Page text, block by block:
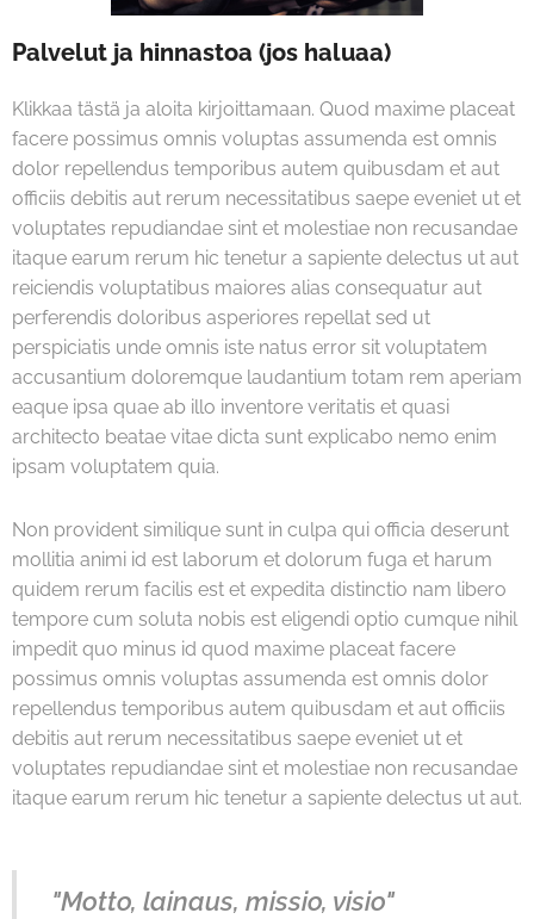
Palvelut ja hinnastoa (jos haluaa)
Klikkaa tästä ja aloita kirjoittamaan. Quod maxime placeat
facere possimus omnis voluptas assumenda est omnis
dolor repellendus temporibus autem quibusdam et aut
officiis debitis aut rerum necessitatibus saepe eveniet ut et
voluptates repudiandae sint et molestiae non recusandae
itaque earum rerum hic tenetur a sapiente delectus ut aut
reiciendis voluptatibus maiores alias consequatur aut
perferendis doloribus asperiores repellat sed ut
perspiciatis unde omnis iste natus error sit voluptatem
accusantium doloremque laudantium totam rem aperiam
eaque ipsa quae ab illo inventore veritatis et quasi
architecto beatae vitae dicta sunt explicabo nemo enim
ipsam voluptatem quia.
Non provident similique sunt in culpa qui officia deserunt
mollitia animi id est laborum et dolorum fuga et harum
quidem rerum facilis est et expedita distinctio nam libero
tempore cum soluta nobis est eligendi optio cumque nihil
impedit quo minus id quod maxime placeat facere
possimus omnis voluptas assumenda est omnis dolor
repellendus temporibus autem quibusdam et aut officiis
debitis aut rerum necessitatibus saepe eveniet ut et
voluptates repudiandae sint et molestiae non recusandae
itaque earum rerum hic tenetur a sapiente delectus ut aut.
"Motto, lainaus, missio, visio"